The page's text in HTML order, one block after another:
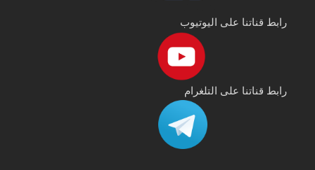
رابط قناتنا على اليوتيوب
رابط قناتنا على التلغرام